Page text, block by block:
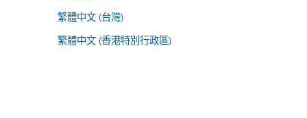
繁體中文 (台灣)
繁體中文 (香港特別行政區)